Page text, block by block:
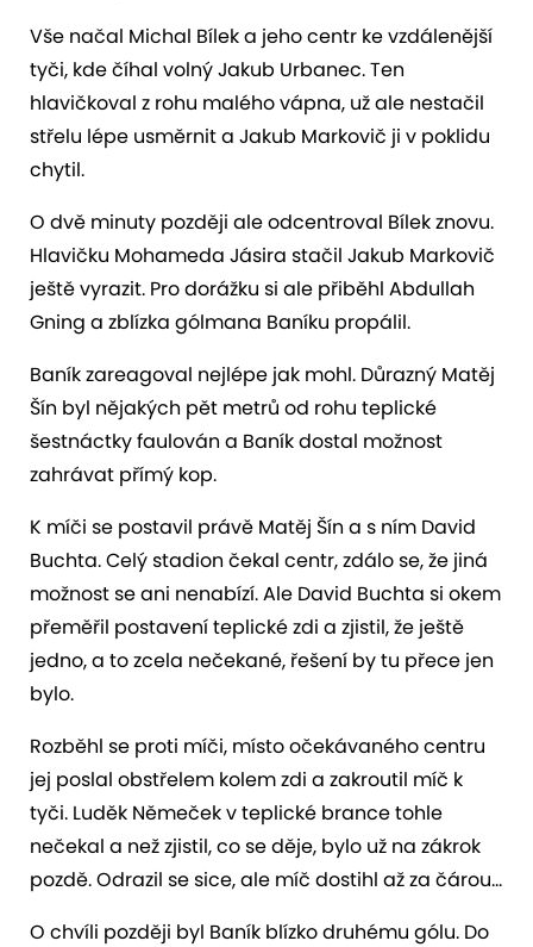
Vše načal Michal Bílek a jeho centr ke vzdálenější
tyči, kde číhal volný Jakub Urbanec. Ten
hlavičkoval z rohu malého vápna, už ale nestačil
střelu lépe usměrnit a Jakub Markovič ji v poklidu
chytil.
O dvě minuty později ale odcentroval Bílek znovu.
Hlavičku Mohameda Jásira stačil Jakub Markovič
ještě vyrazit. Pro dorážku si ale přiběhl Abdullah
Gning a zblízka gólmana Baníku propálil.
Baník zareagoval nejlépe jak mohl. Důrazný Matěj
Šín byl nějakých pět metrů od rohu teplické
šestnáctky faulován a Baník dostal možnost
zahrávat přímý kop.
K míči se postavil právě Matěj Šín a s ním David
Buchta. Celý stadion čekal centr, zdálo se, že jiná
možnost se ani nenabízí. Ale David Buchta si okem
přeměřil postavení teplické zdi a zjistil, že ještě
jedno, a to zcela nečekané, řešení by tu přece jen
bylo.
Rozběhl se proti míči, místo očekávaného centru
jej poslal obstřelem kolem zdi a zakroutil míč k
tyči. Luděk Němeček v teplické brance tohle
nečekal a než zjistil, co se děje, bylo už na zákrok
pozdě. Odrazil se sice, ale míč dostihl až za čárou…
O chvíli později byl Baník blízko druhému gólu. Do